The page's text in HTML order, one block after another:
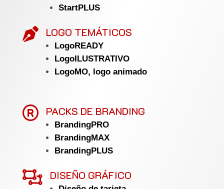
StartPLUS
 LOGO TEMÁTICOS
LogoREADY
LogoILUSTRATIVO
LogoMO, logo animado
 PACKS DE BRANDING
BrandingPRO
BrandingMAX
BrandingPLUS
 DISEÑO GRÁFICO